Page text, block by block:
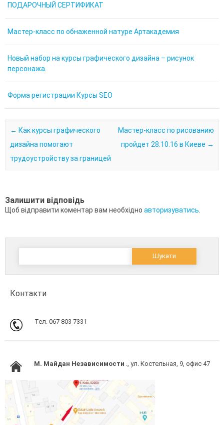
ПОДАРОЧНЫЙ СЕРТИФИКАТ
Мастер-класс по обнаженной натуре Артакадемия
Новый набор на курсы графического дизайна – рисунок
персонажа.
Форма регистрации Курсы SEO
Post navigation
← Как курсы графического
дизайна помогают
трудоустройству за границей
Мастер-класс по рисованию
пройдет 28.10.16 в Киеве →
Залишити відповідь
Щоб відправити коментар вам необхідно авторизуватись
Пошук:
Контакти
Тел. 067 803 7331
M. Майдан Независимости ., ул. Костельная, 9, офис 47